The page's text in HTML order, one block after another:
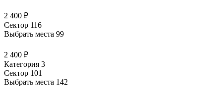
2 400 ₽
Сектор 116
Выбрать места 99
2 400 ₽
Категория 3
Сектор 101
Выбрать места 142